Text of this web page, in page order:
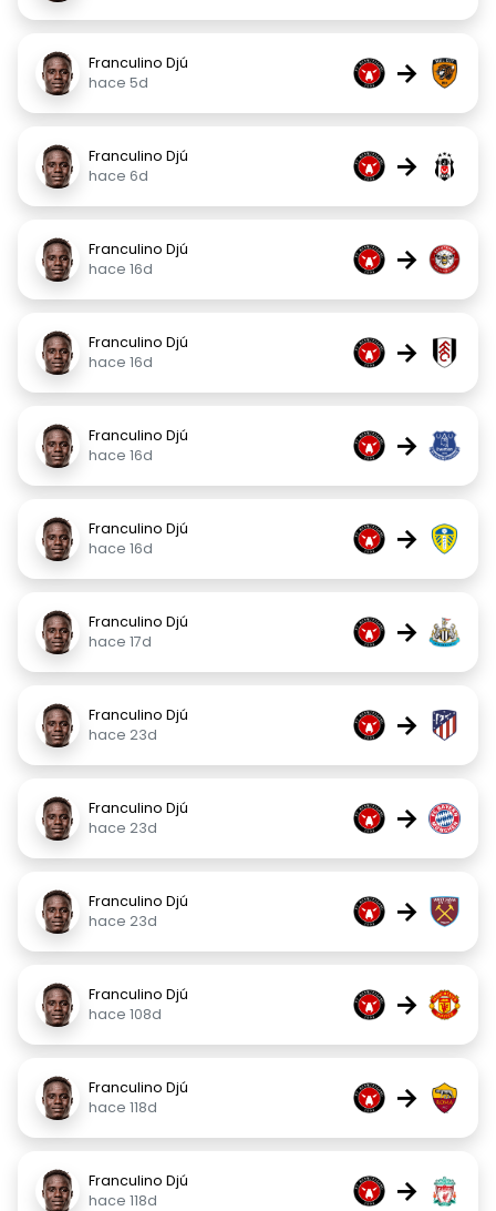
Franculino Djú
hace 5d
→
Franculino Djú
hace 6d
→
Franculino Djú
hace 16d
→
Franculino Djú
hace 16d
→
Franculino Djú
hace 16d
→
Franculino Djú
hace 16d
→
Franculino Djú
hace 17d
→
Franculino Djú
hace 23d
→
Franculino Djú
hace 23d
→
Franculino Djú
hace 23d
→
Franculino Djú
hace 108d
→
Franculino Djú
hace 118d
→
Franculino Djú
hace 118d
→